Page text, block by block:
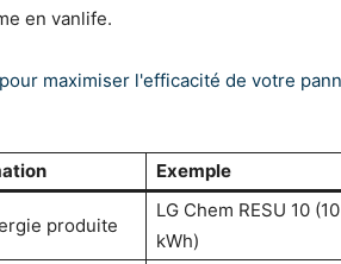
en vanlife.
Exemple
produite
LG Chem RESU 10 (10
kWh)